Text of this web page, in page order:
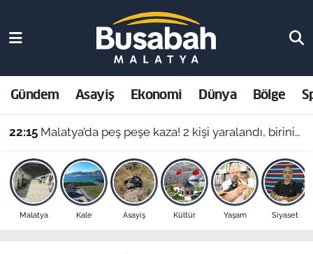
Gündem Asayiş Ekonomi Dünya Bölge
22:15 Malatya’da peş peşe kaza! 2 kişi yaralandı, birinin durumu ağır
Malatya Kale Asayiş Kültür Yaşam Siyaset
Asayiş
Ekonomi
Dünya
Bölge
Malatya Nöbetçi Eczaneler
Malatya Hava Durumu
Malatya Namaz Vakitleri
Malatya Trafik Yoğunluk Haritası
Süper Lig Puan Durumu ve Fikstür